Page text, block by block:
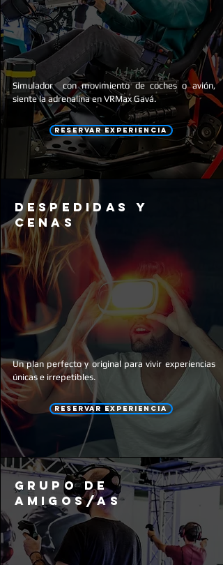
Simulador con movimiento de coches o avión,
siente la adrenalina en VRMax Gavá.
RESERVAR EXPERIENCIA
despedidas y
cenas
Un plan perfecto y original para vivir experiencias
únicase irrepetibles.
RESERVAR EXPERIENCIA
grupo de
amigos/as